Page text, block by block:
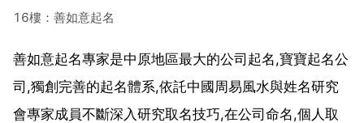
16樓：善如意起名
善如意起名專家是中原地區最大的公司起名,寶寶起名公
司,獨創完善的起名體系,依託中國周易風水與姓名研究
會專家成員不斷深入研究取名技巧,在公司命名,個人取